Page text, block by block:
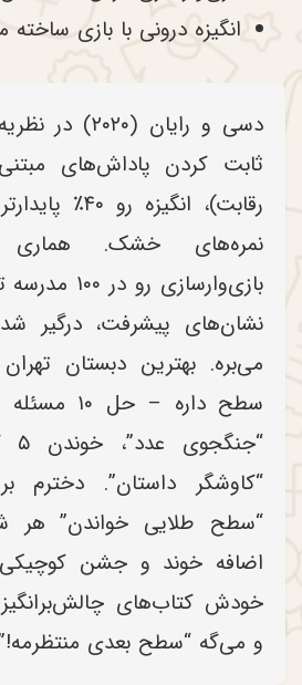
انگیزه درونی با بازی
دسی و رایان
ثابت کردن پاداش‌های
رقابت)، انگیزه
بازی‌وارسازی
می‌بره. بهترین دبستان
سطح داره –
“کاوشگر داستان”. دخترم
اضافه خوند و جشن
خودش کتاب‌های
و می‌گه “سطح بعدی